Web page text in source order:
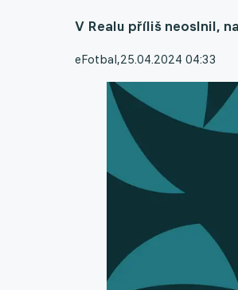
V Realu příliš neoslnil,
eFotbal,25.04.2024 04:33